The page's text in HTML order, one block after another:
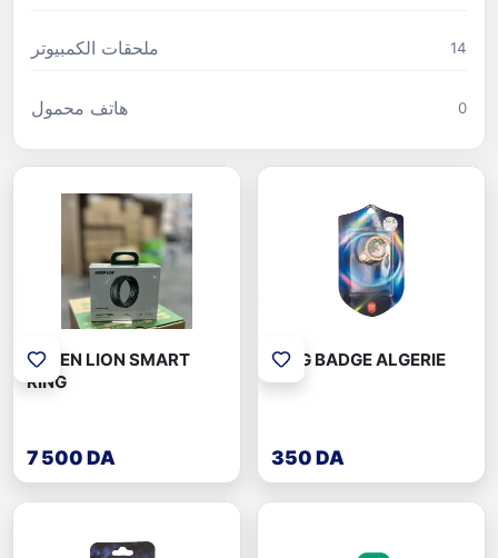
ملحقات الكمبيوتر 14
هاتف محمول 0
GREEN LION SMART
RING
7 500 DA
RING BADGE ALGERIE
350 DA